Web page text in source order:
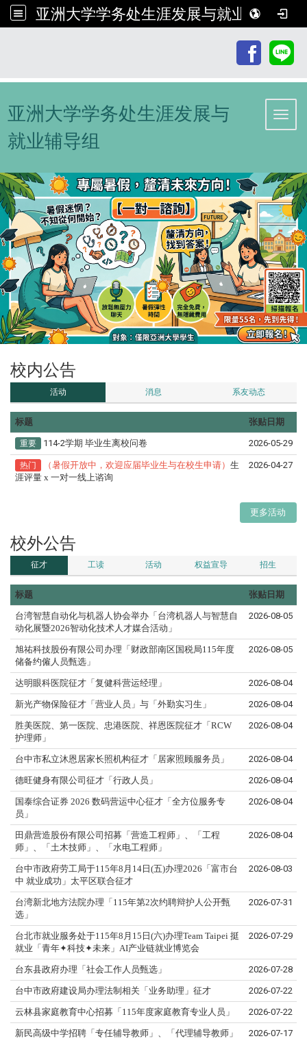
亚洲大学学务处生涯发展与就业辅导组
亚洲大学学务处生涯发展与
就业辅导组
校内公告
活动 消息 系友动态
标题 张贴日期
重要 114-2学期 毕业生离校问卷 2026-05-29
热门 （暑假开放中，欢迎应届毕业生与在校生申请） 生
涯评量 x 一对一线上谘询
2026-04-27
更多活动
校外公告
征才 工读 活动 权益宣导 招生
标题 张贴日期
台湾智慧自动化与机器人协会举办「台湾机器人与智慧自
动化展暨2026智动化技术人才媒合活动」
2026-08-05
旭祐科技股份有限公司办理「财政部南区国税局115年度
储备约僱人员甄选」
2026-08-05
达明眼科医院征才「复健科营运经理」 2026-08-04
新光产物保险征才「营业人员」与「外勤实习生」 2026-08-04
胜美医院、第一医院、忠港医院、祥恩医院征才「RCW
护理师」
2026-08-04
台中市私立沐恩居家长照机构征才「居家照顾服务员」 2026-08-04
德旺健身有限公司征才「行政人员」 2026-08-04
国泰综合证券 2026 数码营运中心征才「全方位服务专
员」
2026-08-04
田鼎营造股份有限公司招募「营造工程师」、「工程
师」、「土木技师」、「水电工程师」
2026-08-04
台中市政府劳工局于115年8月14日(五)办理2026「富市台
中 就业成功」太平区联合征才
2026-08-03
台湾新北地方法院办理「115年第2次约聘辩护人公开甄
选」
2026-07-31
台北市就业服务处于115年8月15日(六)办理Team Taipei 挺
就业「青年✦科技✦未来」AI产业链就业博览会
2026-07-29
台东县政府办理「社会工作人员甄选」 2026-07-28
台中市政府建设局办理法制相关「业务助理」征才 2026-07-22
云林县家庭教育中心招募「115年度家庭教育专业人员」 2026-07-22
新民高级中学招聘「专任辅导教师」、「代理辅导教师」 2026-07-17